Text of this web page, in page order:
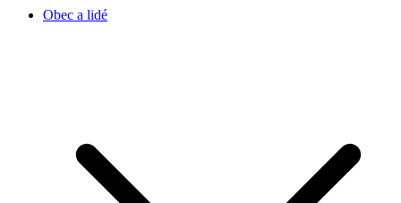
Obec a lidé